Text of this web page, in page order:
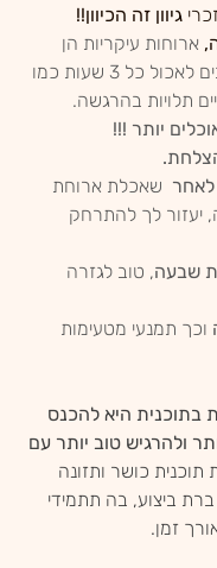
גיוון זה הכיוון!!
ארוחות עיקריות הן
חובה , אבל לא חייבים לאכול כל 3 שעות כמו
תלויות בהרגשה.
יותר !!!
לאחר שאכלת ארוחת
יעזור לך להתרחק
שבעה, טוב לגזרה
וכך תמנעי מטעימות
בתוכנית היא להכנס
ולהרגיש טוב יותר עם
תוכנית כושר ותזונה
ביצוע, בה תתמידי
זמן.